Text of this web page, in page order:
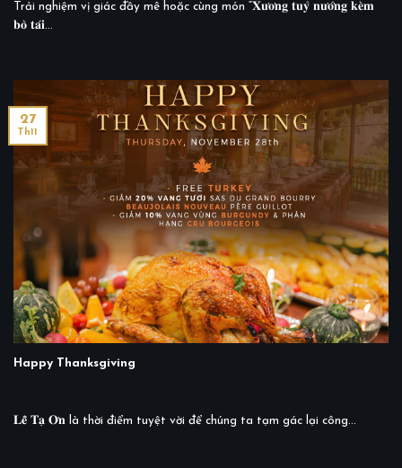
Trải nghiệm vị giác đầy mê hoặc cùng món “𝐗𝐮̛𝐨̛𝐧𝐠 𝐭𝐮𝐲̉ 𝐧𝐮̛𝐨̛́𝐧𝐠 𝐤𝐞̀𝐦
𝐛𝐨̀ 𝐭𝐚́𝐢...
Happy Thanksgiving
𝐋𝐞̂̃ 𝐓𝐚̣ 𝐎̛𝐧 là thời điểm tuyệt vời để chúng ta tạm gác lại công...
27
Th11